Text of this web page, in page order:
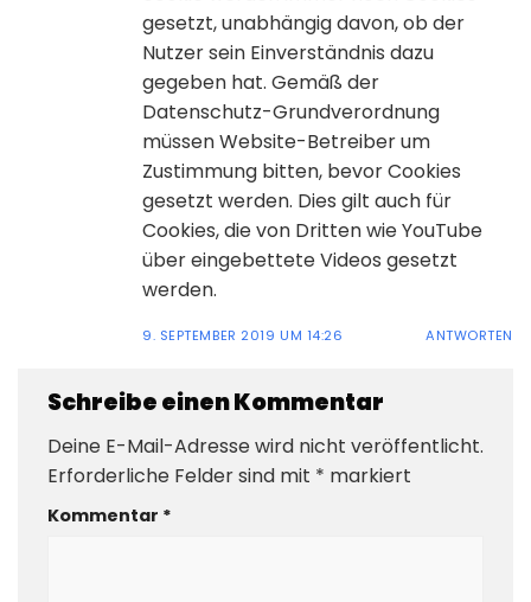
gesetzt, unabhängig davon, ob der
Nutzer sein Einverständnis dazu
gegeben hat. Gemäß der
Datenschutz-Grundverordnung
müssen Website-Betreiber um
Zustimmung bitten, bevor Cookies
gesetzt werden. Dies gilt auch für
Cookies, die von Dritten wie YouTube
über eingebettete Videos gesetzt
werden.
9. SEPTEMBER 2019 UM 14:26 ANTWORTEN
Schreibe einen Kommentar
Deine E-Mail-Adresse wird nicht veröffentlicht.
Erforderliche Felder sind mit * markiert
Kommentar *